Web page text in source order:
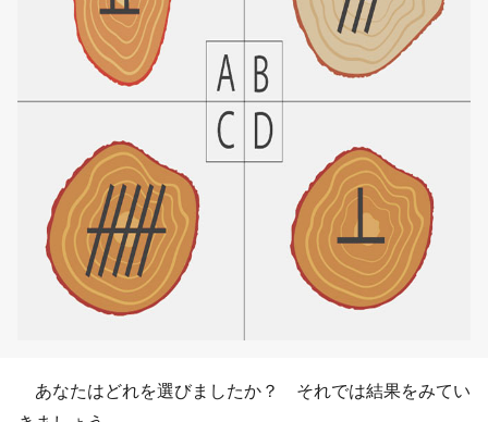
あなたはどれを選びましたか？ それでは結果をみてい